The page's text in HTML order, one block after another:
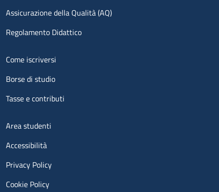
Assicurazione della Qualità (AQ)
Regolamento Didattico
Menu footer 2
Come iscriversi
Borse di studio
Tasse e contributi
Menu footer 3
Area studenti
Accessibilità
Privacy Policy
Cookie Policy